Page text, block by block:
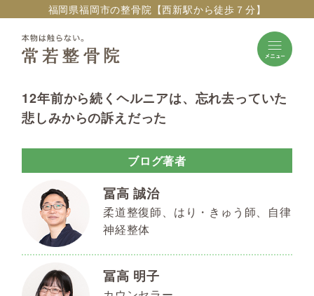
福岡県福岡市の整骨院【西新駅から徒歩７分】
12年前から続くヘルニアは、忘れ去っていた
悲しみからの訴えだった
ブログ著者
冨高 誠治
柔道整復師、はり・きゅう師、自律
神経整体
冨高 明子